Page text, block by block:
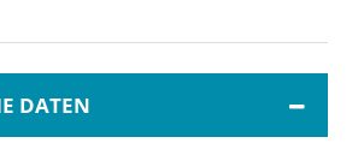
DATEN